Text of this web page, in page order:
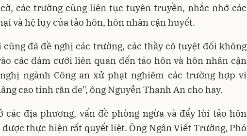
các trường cũng liên tục tuyên truyền, nhắc nhở các
và hệ lụy của tảo hôn, hôn nhân cận huyết.
cũng đã đề nghị các trường, các thầy cô tuyệt đối không
các đám cưới liên quan đến tảo hôn và hôn nhân cận
ngành Công an xử phạt nghiêm các trường hợp vi
cao tính răn đe", ông Nguyễn Thanh An cho hay.
các địa phương, vấn đề phòng ngừa và đẩy lùi tảo hôn
được thực hiện rất quyết liệt. Ông Ngân Viết Trường, Phó